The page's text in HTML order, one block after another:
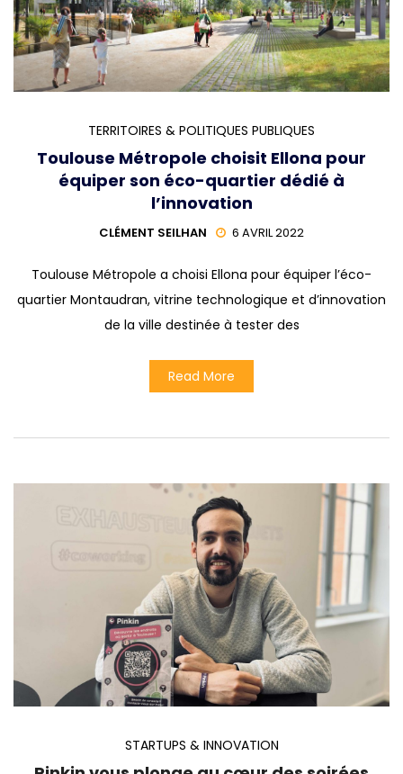
TERRITOIRES & POLITIQUES PUBLIQUES
Toulouse Métropole choisit Ellona pour
équiper son éco-quartier dédié à
l’innovation
CLÉMENT SEILHAN 6 AVRIL 2022
Toulouse Métropole a choisi Ellona pour équiper l’éco-
quartier Montaudran, vitrine technologique et d’innovation
de la ville destinée à tester des
Read More
STARTUPS & INNOVATION